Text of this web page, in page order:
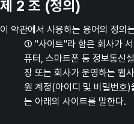
제 2 조 (정의)
이 약관에서 사용하는 용어의 정의
① "사이트"라 함은 회사가
퓨터, 스마트폰 등 정보통신
장 또는 회사가 운영하는 웹
원 계정(아이디 및 비밀번호
는 아래의 사이트를 말한다.